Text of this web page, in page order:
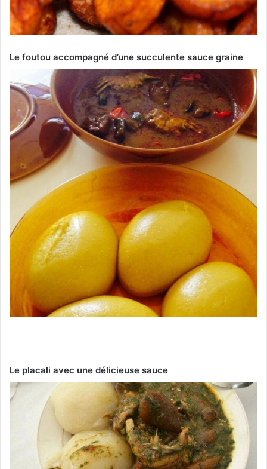
Le foutou accompagné d’une succulente sauce graine
Le placali avec une délicieuse sauce